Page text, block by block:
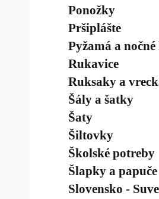
Ponožky
Pršiplášte
Pyžamá a nočné
Rukavice
Ruksaky a
Šály a šatky
Šaty
Šiltovky
Školské potreby
Šlapky a papuče
Slovensko -